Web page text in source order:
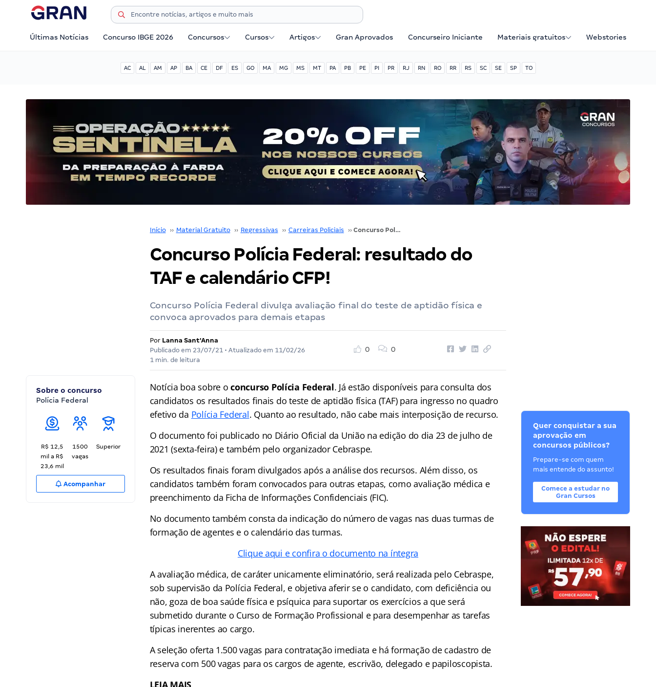
Últimas Notícias Concurso IBGE 2026 Concursos Cursos Artigos Gran Aprovados Concurseiro Iniciante Materiais gratuitos Webstories
AC AL AM AP BA CE DF ES GO MA MG MS MT PA PB PE PI PR RJ RN RO RR RS SC SE SP TO
Início ›› Material Gratuito ›› Regressivas ›› Carreiras Policiais ›› Concurso Polícia Federal: resultado do TAF e calendário CFP!
Concurso Polícia Federal: resultado do
TAF e calendário CFP!
Concurso Polícia Federal divulga avaliação final do teste de aptidão física e
convoca aprovados para demais etapas
Por Lanna Sant'Anna
Publicado em 23/07/21• Atualizado em 11/02/26
1 min. de leitura
0 0
Sobre o concurso
Polícia Federal
R$ 12,5
mil a R$
23,6 mil
1500
vagas
Superior
Acompanhar
Notícia boa sobre oconcurso Polícia Federal. Já estão disponíveis para consulta dos
candidatos os resultados finais do teste de aptidão física (TAF) para ingresso no quadro
efetivo da Polícia Federal. Quanto ao resultado, não cabe mais interposição de recurso.
O documento foi publicado no Diário Oficial da União na edição do dia 23 de julho de
2021 (sexta-feira) e também pelo organizador Cebraspe.
Os resultados finais foram divulgados após a análise dos recursos. Além disso, os
candidatos também foram convocados para outras etapas, como avaliação médica e
preenchimento da Ficha de Informações Confidenciais (FIC).
No documento também consta da indicação do número de vagas nas duas turmas de
formação de agentes e o calendário das turmas.
Clique aqui e confira o documento na íntegra
A avaliação médica, de caráter unicamente eliminatório, será realizada pelo Cebraspe,
sob supervisão da Polícia Federal, e objetiva aferir se o candidato, com deficiência ou
não, goza de boa saúde física e psíquica para suportar os exercícios a que será
submetido durante o Curso de Formação Profissional e para desempenhar as tarefas
típicas inerentes ao cargo.
A seleção oferta 1.500 vagas para contratação imediata e há formação de cadastro de
reserva com 500 vagas para os cargos de agente, escrivão, delegado e papiloscopista.
LEIA MAIS
Quer conquistar a sua
aprovação em
concursos públicos?
Prepare-se com quem
mais entende do assunto!
Comece a estudar no
Gran Cursos